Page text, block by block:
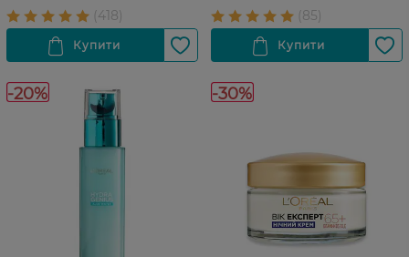
-20% -30%